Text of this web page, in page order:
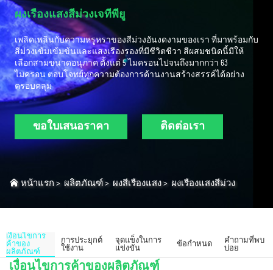
ผงเรืองแสงสีม่วงเจทีพียู
เพลิดเพลินกับความหรูหราของสีม่วงอันงดงามของเรา ที่มาพร้อมกับ
สีม่วงเข้มเข้มข้นและแสงเรืองรองที่มีชีวิตชีวา สีผสมชนิดนี้มีให้
เลือกสามขนาดอนุภาค ตั้งแต่ 5 ไมครอนไปจนถึงมากกว่า 63
ไมครอน ตอบโจทย์ทุกความต้องการด้านงานสร้างสรรค์ได้อย่าง
ครอบคลุม
ขอใบเสนอราคา ติดต่อเรา
หน้าแรก > ผลิตภัณฑ์ > ผงสีเรืองแสง> ผงเรืองแสงสีม่วง
เงื่อนไขการ
ค้าของ
ผลิตภัณฑ์
การประยุกต์
ใช้งาน
จุดแข็งในการ
แข่งขัน
ข้อกำหนด
คำถามที่พบ
บ่อย
เงื่อนไขการค้าของผลิตภัณฑ์